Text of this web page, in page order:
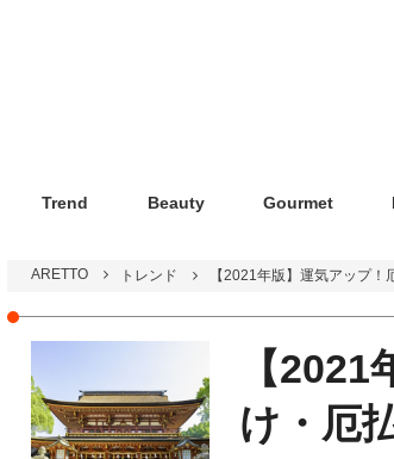
Trend Beauty Gourmet
ARETTO トレンド 【2021年版】運気アップ
【
け・厄